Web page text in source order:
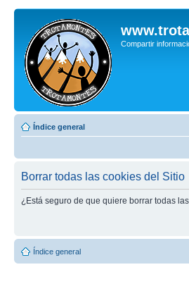
Compartir
Índice general
Borrar todas las cookies del Sitio
¿Está seguro de que quiere borrar todas
Índice general